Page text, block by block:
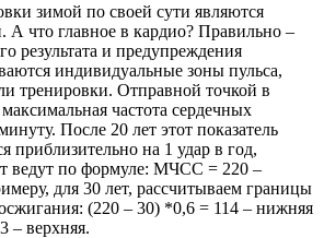
зимой по своей сути являются
А что главное в кардио? Правильно –
результата и предупреждения
индивидуальные зоны пульса,
тренировки. Отправной точкой в
частота сердечных
После 20 лет этот показатель
приблизительно на 1 удар в год,
ведут по формуле: МЧСС = 220 –
для 30 лет, рассчитываем границы
(220 – 30) *0,6 = 114 – нижняя
– верхняя.